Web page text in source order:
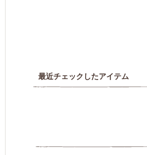
最近チェックしたアイテム